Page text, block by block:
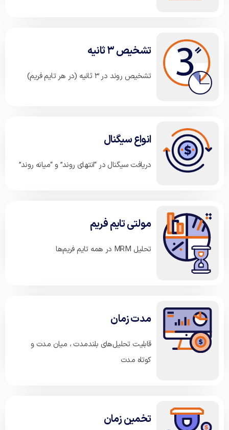
تشخیص ۳ ثانیه
تشخیص روند در ۳ ثانیه (در هر تایم فریم)
انواع سیگنال
دریافت سیگنال در “انتهای روند” و “میانه روند”
مولتی تایم فریم
تحلیل MRM در همه تایم فریم‌ها
مدت زمان
قابلیت تحلیل‌های بلندمدت ، میان مدت و
کوتاه مدت
تخمین زمان